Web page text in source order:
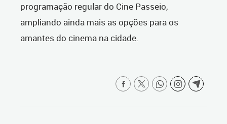
programação regular do Cine Passeio,
ampliando ainda mais as opções para os
amantes do cinema na cidade.